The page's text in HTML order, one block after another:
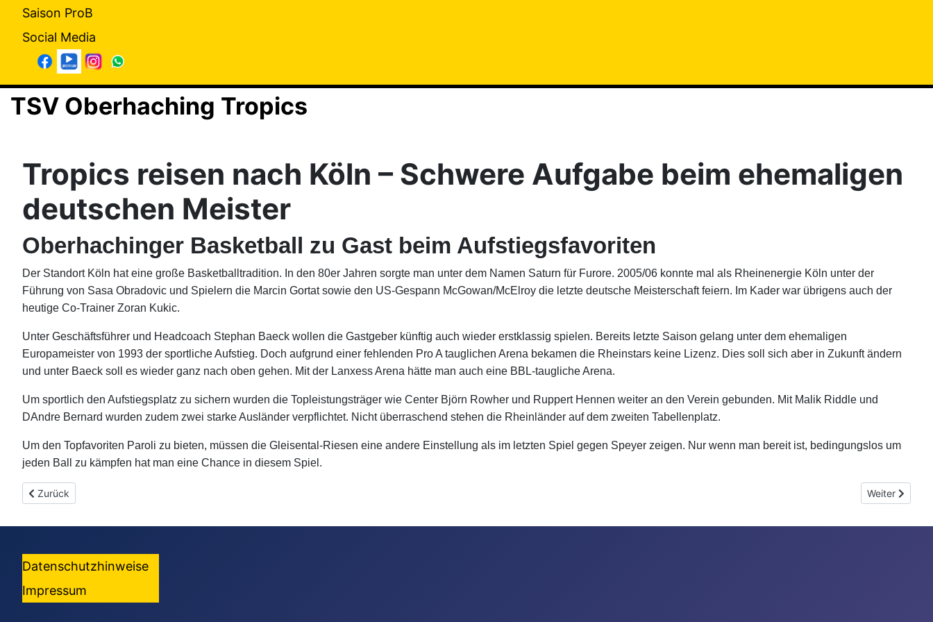
Saison ProB
Social Media
TSV Oberhaching Tropics
Tropics reisen nach Köln – Schwere Aufgabe beim ehemaligen
deutschen Meister
Oberhachinger Basketball zu Gast beim Aufstiegsfavoriten
Der Standort Köln hat eine große Basketballtradition. In den 80er Jahren sorgte man unter dem Namen Saturn für Furore. 2005/06 konnte mal als Rheinenergie Köln unter der
Führung von Sasa Obradovic und Spielern die Marcin Gortat sowie den US-Gespann McGowan/McElroy die letzte deutsche Meisterschaft feiern. Im Kader war übrigens auch der
heutige Co-Trainer Zoran Kukic.
Unter Geschäftsführer und Headcoach Stephan Baeck wollen die Gastgeber künftig auch wieder erstklassig spielen. Bereits letzte Saison gelang unter dem ehemaligen
Europameister von 1993 der sportliche Aufstieg. Doch aufgrund einer fehlenden Pro A tauglichen Arena bekamen die Rheinstars keine Lizenz. Dies soll sich aber in Zukunft ändern
und unter Baeck soll es wieder ganz nach oben gehen. Mit der Lanxess Arena hätte man auch eine BBL-taugliche Arena.
Um sportlich den Aufstiegsplatz zu sichern wurden die Topleistungsträger wie Center Björn Rowher und Ruppert Hennen weiter an den Verein gebunden. Mit Malik Riddle und
DAndre Bernard wurden zudem zwei starke Ausländer verpflichtet. Nicht überraschend stehen die Rheinländer auf dem zweiten Tabellenplatz.
Um den Topfavoriten Paroli zu bieten, müssen die Gleisental-Riesen eine andere Einstellung als im letzten Spiel gegen Speyer zeigen. Nur wenn man bereit ist, bedingungslos um
jeden Ball zu kämpfen hat man eine Chance in diesem Spiel.
Vorheriger Beitrag: Knappe Niederlage beim Tabellenführer in Köln
Zurück Nächster
Weiter
Datenschutzhinweise
Impressum